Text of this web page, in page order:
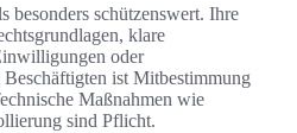
besonders schützenswert. Ihre
klare
oder
ist Mitbestimmung
Maßnahmen wie
sind Pflicht.